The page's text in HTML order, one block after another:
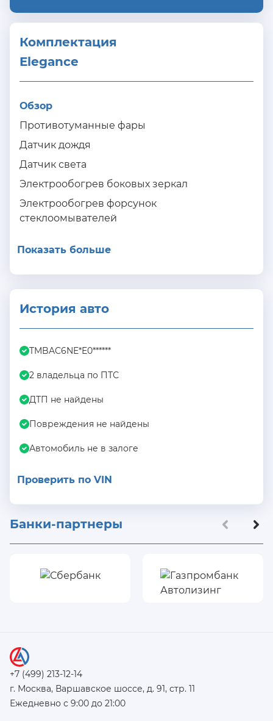
Комплектация
Elegance
Обзор
Противотуманные фары
Датчик дождя
Датчик света
Электрообогрев боковых зеркал
Электрообогрев форсунок
стеклоомывателей
Показать больше
История авто
TMBAC6NE*E0******
2 владельца по ПТС
ДТП не найдены
Повреждения не найдены
Автомобиль не в залоге
Проверить по VIN
Банки-партнеры
+7 (499) 213-12-14
г. Москва, Варшавское шоссе, д. 91, стр. 11
Ежедневно с 9:00 до 21:00